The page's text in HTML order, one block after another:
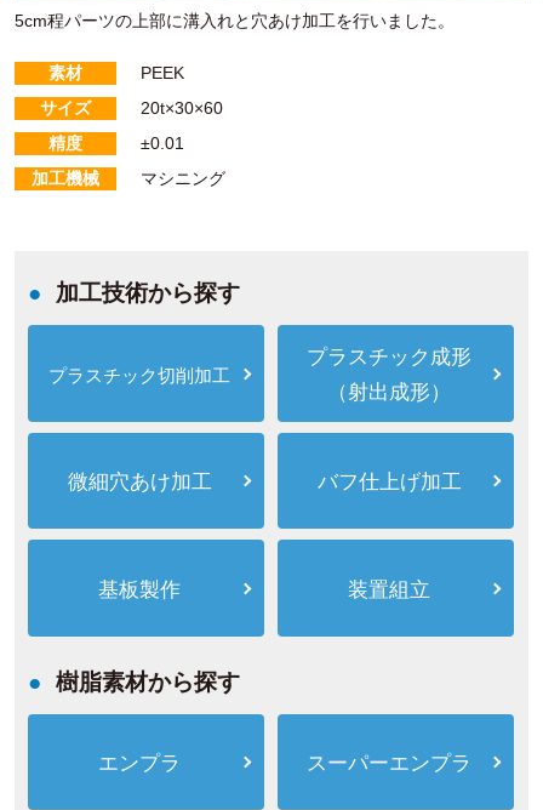
5cm程パーツの上部に溝入れと穴あけ加工を行いました。
素材
PEEK
サイズ
20t×30×60
精度
±0.01
加工機械
マシニング
加工技術から探す
プラスチック切削加工
プラスチック成形
（射出成形）
微細穴あけ加工 バフ仕上げ加工
基板製作 装置組立
樹脂素材から探す
エンプラ スーパーエンプラ